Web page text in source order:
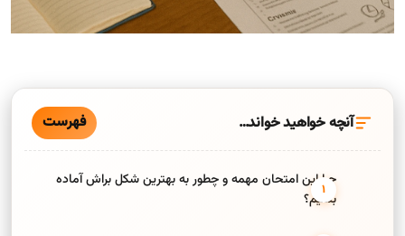
آنچه خواهید خواند… فهرست
چرا این امتحان مهمه و چطور به بهترین شکل براش آماده
بشیم؟